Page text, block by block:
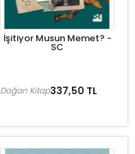
İşitiyor Musun Memet? -
SC
337,50 TL
Doğan Kitap